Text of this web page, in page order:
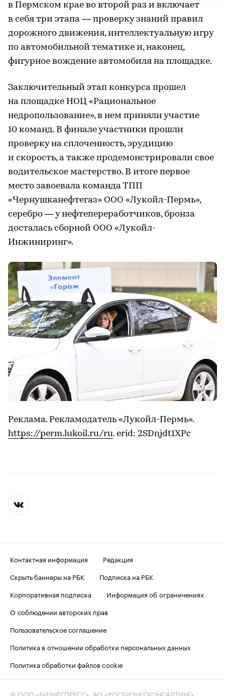
в Пермском крае во второй раз и включает
в себя три этапа — проверку знаний правил
дорожного движения, интеллектуальную игру
по автомобильной тематике и, наконец,
фигурное вождение автомобиля на площадке.
Заключительный этап конкурса прошел
на площадке НОЦ «Рациональное
недропользование», в нем приняли участие
10 команд. В финале участники прошли
проверку на сплоченность, эрудицию
и скорость, а также продемонстрировали свое
водительское мастерство. В итоге первое
место завоевала команда ТПП
«Чернушканефтегаз» ООО «Лукойл-Пермь»,
серебро — у нефтепереработчиков, бронза
досталась сборной ООО «Лукойл-
Инжиниринг».
Реклама. Рекламодатель «Лукойл-Пермь».
https://perm.lukoil.ru/ru. erid: 2SDnjdt1XPc
Контактная информация
Редакция
Скрыть баннеры на РБК
Подписка на РБК
Корпоративная подписка
Информация об ограничениях
О соблюдении авторских прав
Пользовательское соглашение
Политика в отношении обработки персональных данных
Политика обработки файлов cookie
© ООО «БИЗНЕСПРЕСС», АО «РОСБИЗНЕСКОНСАЛТИНГ»,